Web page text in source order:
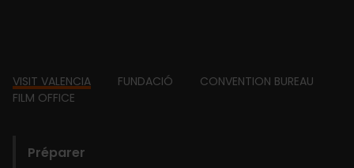
Footer
VISIT VALENCIA FUNDACIÓ
CONVENTION BUREAU
FILM OFFICE
Préparer